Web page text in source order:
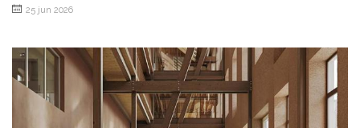
25 jun 2026